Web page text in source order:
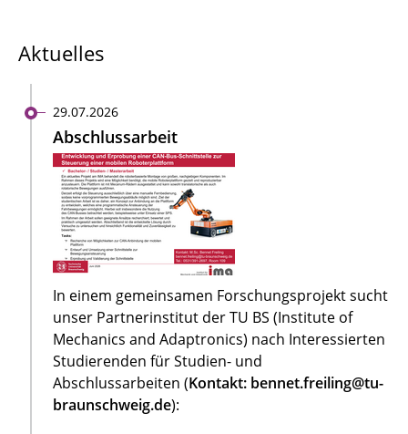
Aktuelles
29.07.2026
Abschlussarbeit
In einem gemeinsamen Forschungsprojekt sucht
unser Partnerinstitut der TU BS (Institute of
Mechanics and Adaptronics) nach Interessierten
Studierenden für Studien- und
Abschlussarbeiten (Kontakt: bennet.freiling@tu-
braunschweig.de):